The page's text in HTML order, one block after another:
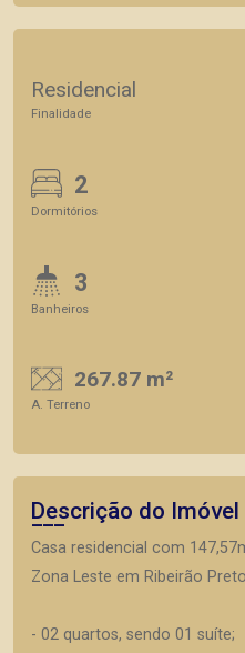
Residencial
Finalidade
2
Dormitórios
3
Banheiros
267.87 m²
A. Terreno
Descrição do Imóvel
Casa residencial com
Zona Leste em Ribeirão
- 02 quartos, sendo 01 suíte;